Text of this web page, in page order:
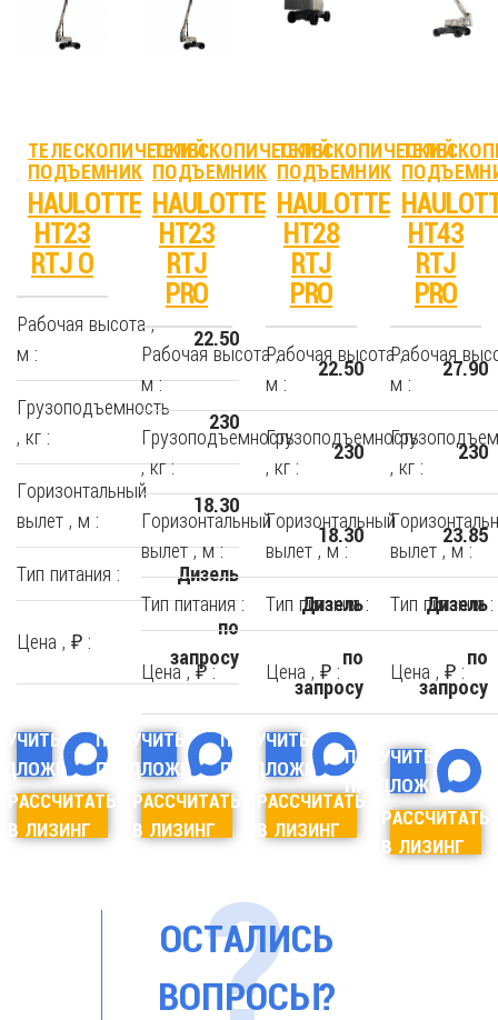
ТЕЛЕСКОПИЧЕСКИЙ
ПОДЪЕМНИК
HAULOTTE
HT23
RTJ O
Рабочая высота ,
м :
22.50
Грузоподъемность
, кг :
230
Горизонтальный
вылет , м :
18.30
Тип питания : Дизель
Цена , ₽ :
по
запросу
РАССЧИТАТЬ
В ЛИЗИНГ
ТЕЛЕСКОПИЧЕСКИЙ
ПОДЪЕМНИК
HAULOTTE
HT23
RTJ
PRO
Рабочая высота ,
м :
22.50
Грузоподъемность
, кг :
230
Горизонтальный
вылет , м :
18.30
Тип питания : Дизель
Цена , ₽ :
по
запросу
ПОЛУЧИТЬ
ПРЕДЛОЖЕНИЕ
РАССЧИТАТЬ
В ЛИЗИНГ
ТЕЛЕСКОПИЧЕСКИЙ
ПОДЪЕМНИК
HAULOTTE
HT28
RTJ
PRO
Рабочая высота ,
м :
27.90
Грузоподъемность
, кг :
230
Горизонтальный
вылет , м :
23.85
Тип питания : Дизель
Цена , ₽ :
по
запросу
ПОЛУЧИТЬ
ПРЕДЛОЖЕНИЕ
РАССЧИТАТЬ
В ЛИЗИНГ
HT43
RTJ
PRO
Рабочая
м :
, кг :
вылет , м :
Тип питания :
Цена , ₽ :
ПОЛУЧИТЬ
ПРЕДЛОЖЕНИЕ
РАССЧИТАТЬ
В ЛИЗИНГ
ОСТАЛИСЬ
ВОПРОСЫ?